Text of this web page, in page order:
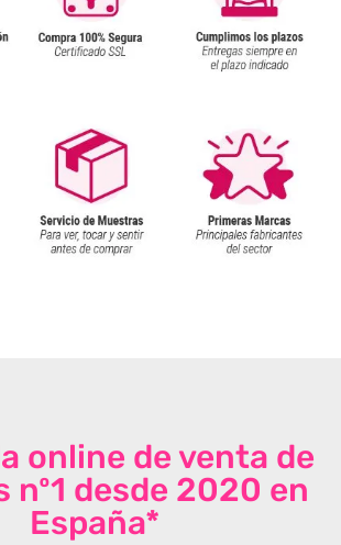
online de venta de
nº1 desde 2020 en
España*